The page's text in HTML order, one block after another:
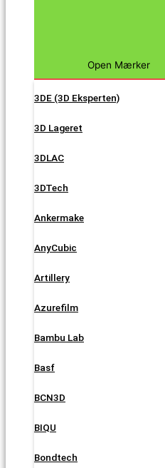
Open Mærker
3DE (3D Eksperten)
3D Lageret
3DLAC
3DTech
Ankermake
AnyCubic
Artillery
Azurefilm
Bambu Lab
Basf
BCN3D
BIQU
Bondtech